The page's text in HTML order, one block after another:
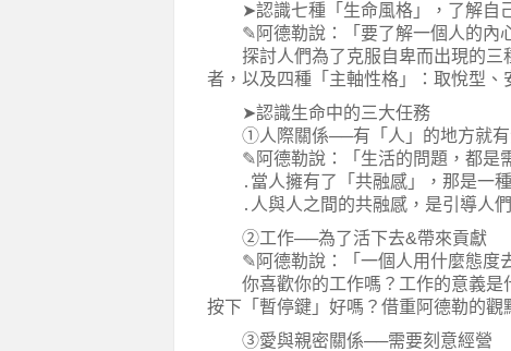
➤認識七種「生命風格」，了解自
✎阿德勒說：「要了解一個人的內心
探討人們為了克服自卑而出現的三
者，以及四種「主軸性格」：取悅型
➤認識生命中的三大任務
①人際關係──有「人」的地方就有
✎阿德勒說：「生活的問題，都是需
․當人擁有了「共融感」，那是一種
․人與人之間的共融感，是引導人們
②工作──為了活下去&帶來貢獻
✎阿德勒說：「一個人用什麼態度去
你喜歡你的工作嗎？工作的意義是
按下「暫停鍵」好嗎？借重阿德勒的觀
③愛與親密關係──需要刻意經營